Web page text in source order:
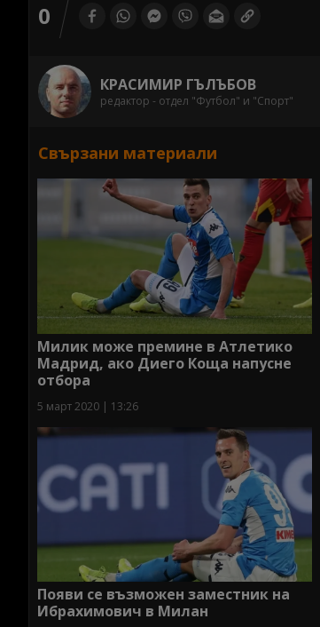
0
КРАСИМИР ГЪЛЪБОВ
редактор - отдел "Футбол" и "Спорт"
Свързани материали
Милик може премине в Атлетико
Мадрид, ако Диего Коща напусне
отбора
5 март 2020 | 13:26
Появи се възможен заместник на
Ибрахимович в Милан